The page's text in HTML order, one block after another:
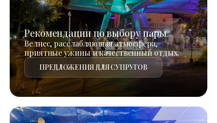
Рекомендации по выбору пары
Велнес, расслабляющая атмосфера,
приятные ужины и качественный отдых.
ПРЕДЛОЖЕНИЯ ДЛЯ СУПРУГОВ